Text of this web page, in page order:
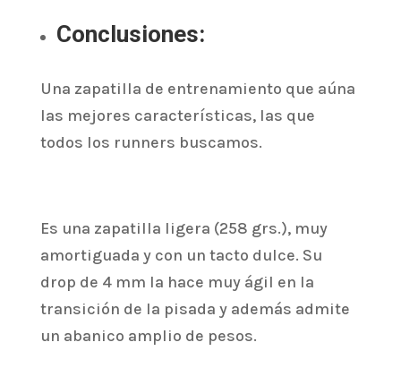
Conclusiones:
Una zapatilla de entrenamiento que aúna
las mejores características, las que
todos los runners buscamos.
Es una zapatilla ligera (258 grs.), muy
amortiguada y con un tacto dulce. Su
drop de 4 mm la hace muy ágil en la
transición de la pisada y además admite
un abanico amplio de pesos.